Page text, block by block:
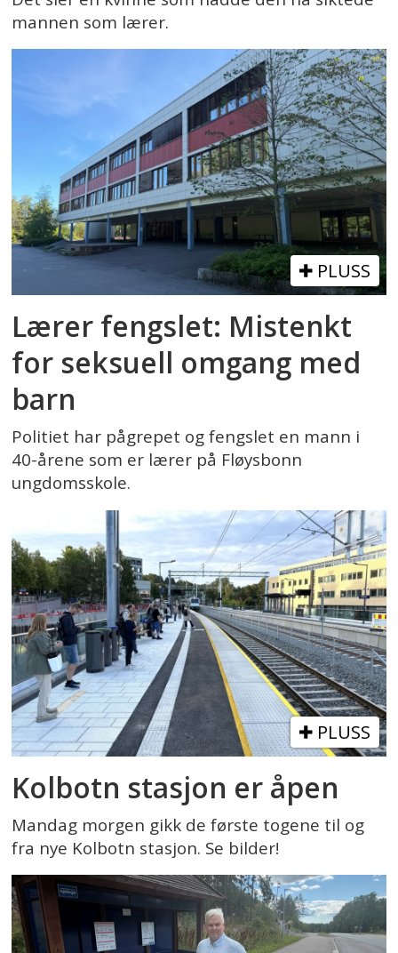
mannen som lærer.
PLUSS
Lærer fengslet: Mistenkt
for seksuell omgang med
barn
Politiet har pågrepet og fengslet en mann i
40-årene som er lærer på Fløysbonn
ungdomsskole.
PLUSS
Kolbotn stasjon er åpen
Mandag morgen gikk de første togene til og
fra nye Kolbotn stasjon. Se bilder!